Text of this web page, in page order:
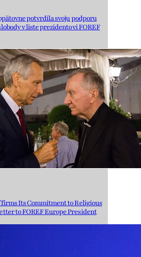
potvrdila svoju podporu
v liste prezidentovi FOREF
Its Commitment to Religious
to FOREF Europe President